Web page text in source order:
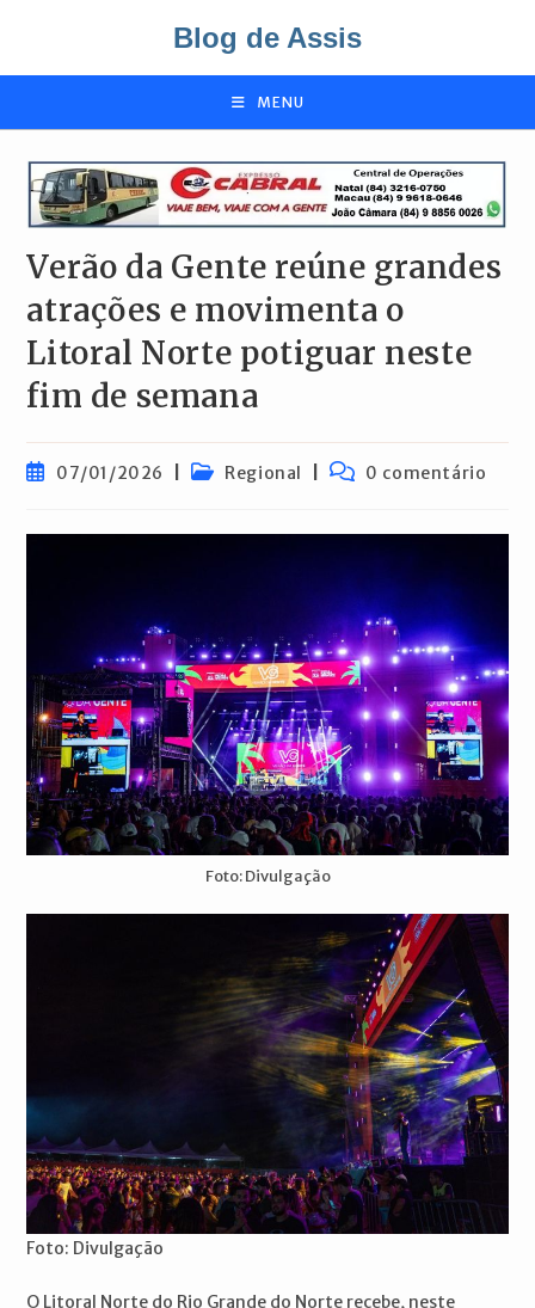
o
Blog de Assis
MENU
Verão da Gente reúne grandes
atrações e movimenta o
Litoral Norte potiguar neste
fim de semana
Post07/01/2026
Categoria
Regional
Comentários
0 comentário
Foto: Divulgação
Foto: Divulgação
O Litoral Norte do Rio Grande do Norte recebe, neste